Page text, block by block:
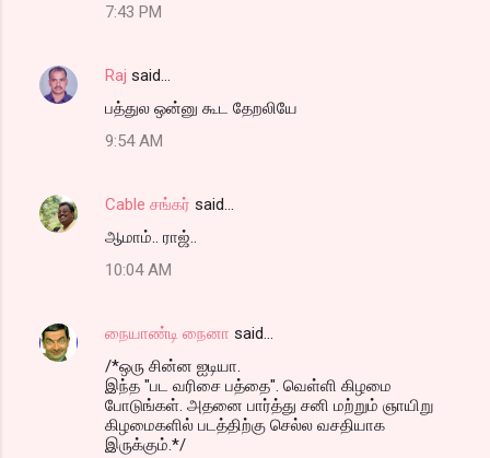
7:43 PM
Raj said…
பத்துல ஒன்னு கூட தேறலியே
9:54 AM
Cable சங்கர் said…
ஆமாம்.. ராஜ்..
10:04 AM
நையாண்டி நைனா said…
/*ஒரு சின்ன ஐடியா.
இந்த "பட வரிசை பத்தை". வெள்ளி கிழமை
போடுங்கள். அதனை பார்த்து சனி மற்றும் ஞாயிறு
கிழமைகளில் படத்திற்கு செல்ல வசதியாக
இருக்கும்.*/